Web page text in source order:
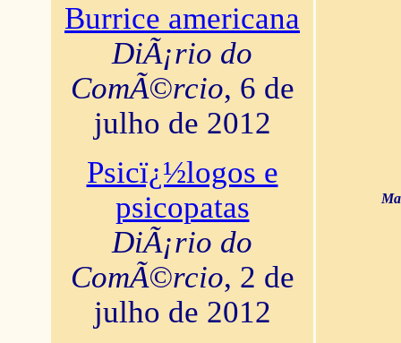
Burrice americana
DiÃ¡rio do
ComÃ©rcio, 6 de
julho de 2012
Psicï¿½logos e
psicopatas
DiÃ¡rio do
ComÃ©rcio, 2 de
julho de 2012